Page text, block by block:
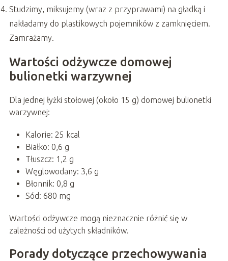
Studzimy, miksujemy (wraz z przyprawami) na gładką i
nakładamy do plastikowych pojemników z zamknięciem.
Zamrażamy.
Wartości odżywcze domowej
bulionetki warzywnej
Dla jednej łyżki stołowej (około 15 g) domowej bulionetki
warzywnej:
Kalorie: 25 kcal
Białko: 0,6 g
Tłuszcz: 1,2 g
Węglowodany: 3,6 g
Błonnik: 0,8 g
Sód: 680 mg
Wartości odżywcze mogą nieznacznie różnić się w
zależności od użytych składników.
Porady dotyczące przechowywania